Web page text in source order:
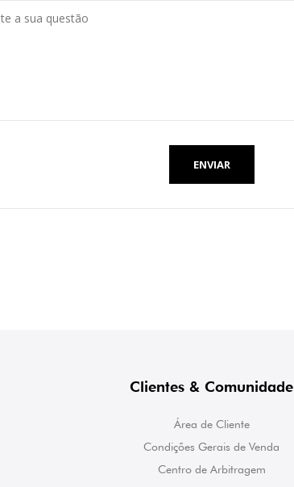
ENVIAR
Clientes & Comunidade
Área de Cliente
Condições Gerais de Venda
Centro de Arbitragem